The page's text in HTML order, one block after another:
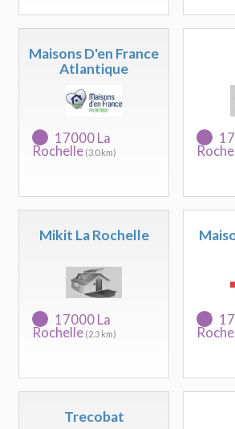
Maisons D'en France
Atlantique
17000 La
Rochelle (3.0 km)
Mikit La Rochelle
17000 La
Rochelle (2.3 km)
Trecobat